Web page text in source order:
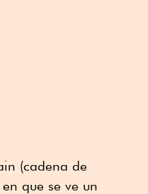
(cadena de
que se ve un